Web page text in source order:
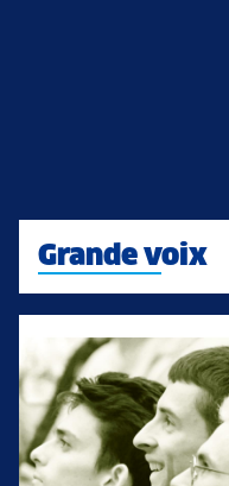
Grande voix